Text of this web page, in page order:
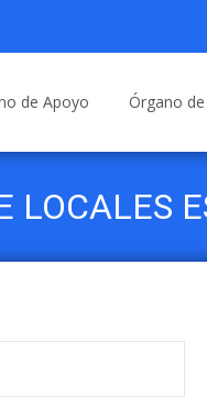
de Apoyo Órgano